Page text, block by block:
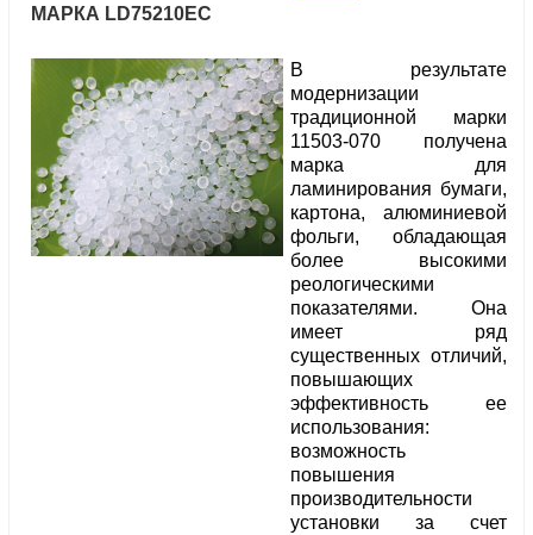
МАРКА LD75210EC
В результате
модернизации
традиционной марки
11503-070 получена
марка для
ламинирования бумаги,
картона, алюминиевой
фольги, обладающая
более высокими
реологическими
показателями. Она
имеет ряд
существенных отличий,
повышающих
эффективность ее
использования:
возможность
повышения
производительности
установки за счет